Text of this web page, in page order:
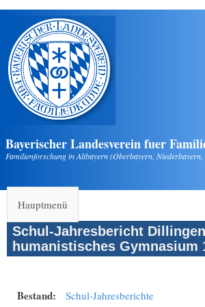
Direkt zum Inhalt
Bayerischer Landesverein fuer
Familienforschung in Altbayern (Oberbayern,
Hauptmenü
Schul-Jahresbericht Dillingen
humanistisches Gymnasium
Bestand: Schul-Jahresberichte